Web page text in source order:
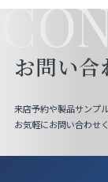
お問い合
来店予約や製品サンプ
お気軽にお問い合わせ